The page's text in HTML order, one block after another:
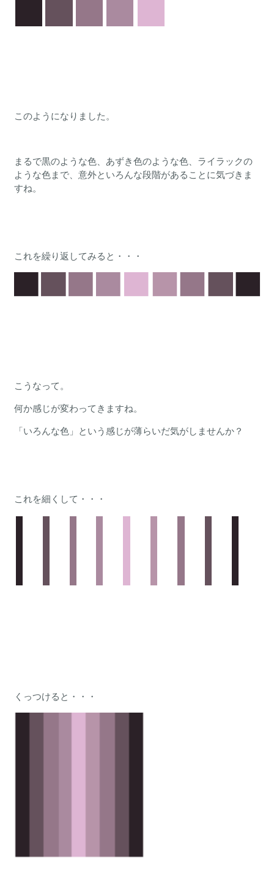
このようになりました。
まるで黒のような色、あずき色のような色、ライラックの
ような色まで、意外といろんな段階があることに気づきま
すね。
これを繰り返してみると・・・
こうなって。
何か感じが変わってきますね。
「いろんな色」という感じが薄らいだ気がしませんか？
これを細くして・・・
くっつけると・・・